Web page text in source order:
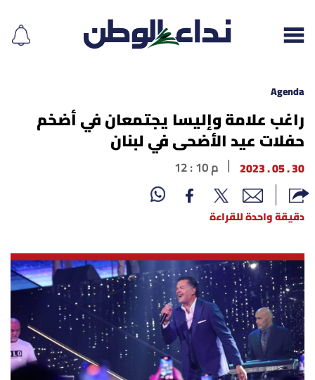
إقرأ الجريدة
لبنان
الغلاف
نداء اليوم
محليات
أسرار
متفرقات
Agenda
راغب علامة وإليسا يجتمعان في أضخم
حفلات عيد الأضحى في لبنان
30 . 05 . 2023 12 : 10 م
دقيقة واحدة للقراءة